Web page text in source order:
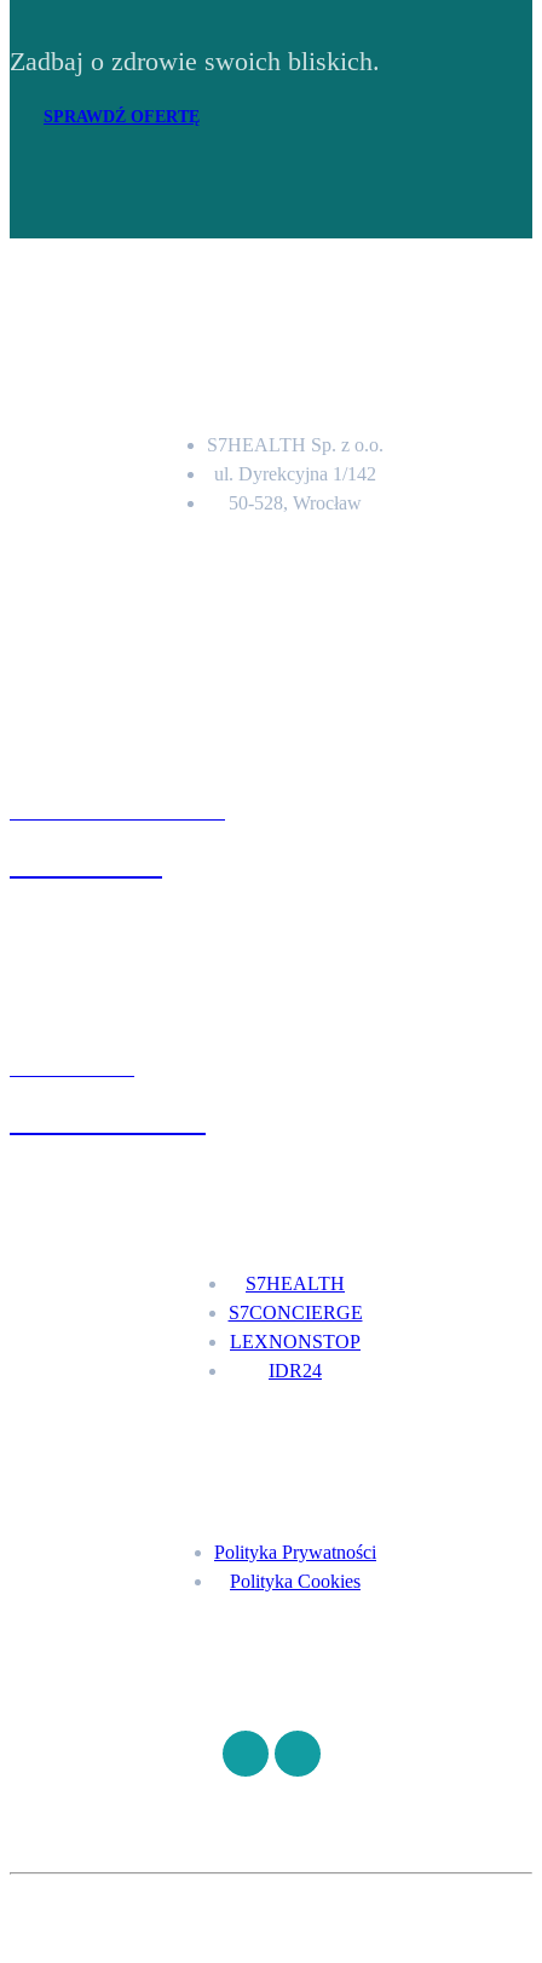
Zadbaj o zdrowie swoich bliskich.
SPRAWDŹ OFERTĘ
S7HEALTH Sp. z o.o.
ul. Dyrekcyjna 1/142
50-528, Wrocław
S7HEALTH
S7CONCIERGE
LEXNONSTOP
IDR24
Polityka Prywatności
Polityka Cookies